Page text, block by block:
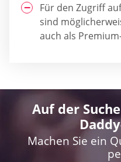
Für den Zugriff
sind
auch als
Auf der
Machen Sie ein